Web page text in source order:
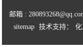
邮箱 :
sitemap
技术支持： 化